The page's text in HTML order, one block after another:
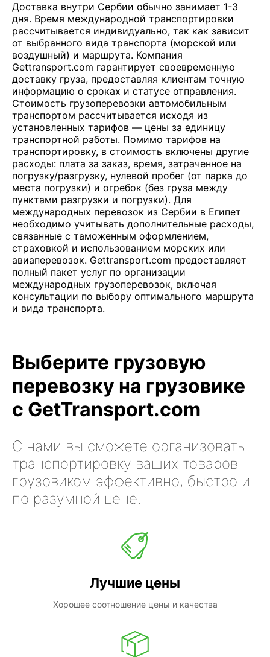
Доставка внутри Сербии обычно занимает 1-3
дня. Время международной транспортировки
рассчитывается индивидуально, так как зависит
от выбранного вида транспорта (морской или
воздушный) и маршрута. Компания
Gettransport.com гарантирует своевременную
доставку груза, предоставляя клиентам точную
информацию о сроках и статусе отправления.
Стоимость грузоперевозки автомобильным
транспортом рассчитывается исходя из
установленных тарифов — цены за единицу
транспортной работы. Помимо тарифов на
транспортировку, в стоимость включены другие
расходы: плата за заказ, время, затраченное на
погрузку/разгрузку, нулевой пробег (от парка до
места погрузки) и огребок (без груза между
пунктами разгрузки и погрузки). Для
международных перевозок из Сербии в Египет
необходимо учитывать дополнительные расходы,
связанные с таможенным оформлением,
страховкой и использованием морских или
авиаперевозок. Gettransport.com предоставляет
полный пакет услуг по организации
международных грузоперевозок, включая
консультации по выбору оптимального маршрута
и вида транспорта.
Выберите грузовую
перевозку на грузовике
с GetTransport.com
С нами вы сможете организовать
транспортировку ваших товаров
грузовиком эффективно, быстро и
по разумной цене.
Лучшие цены
Хорошее соотношение цены и качества